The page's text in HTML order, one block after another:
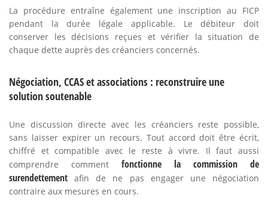
La procédure entraîne également une inscription au FICP
pendant la durée légale applicable. Le débiteur doit
conserver les décisions reçues et vérifier la situation de
chaque dette auprès des créanciers concernés.
Négociation, CCAS et associations : reconstruire une
solution soutenable
Une discussion directe avec les créanciers reste possible,
sans laisser expirer un recours. Tout accord doit être écrit,
chiffré et compatible avec le reste à vivre. Il faut aussi
comprendre comment fonctionne la commission de
surendettement afin de ne pas engager une négociation
contraire aux mesures en cours.